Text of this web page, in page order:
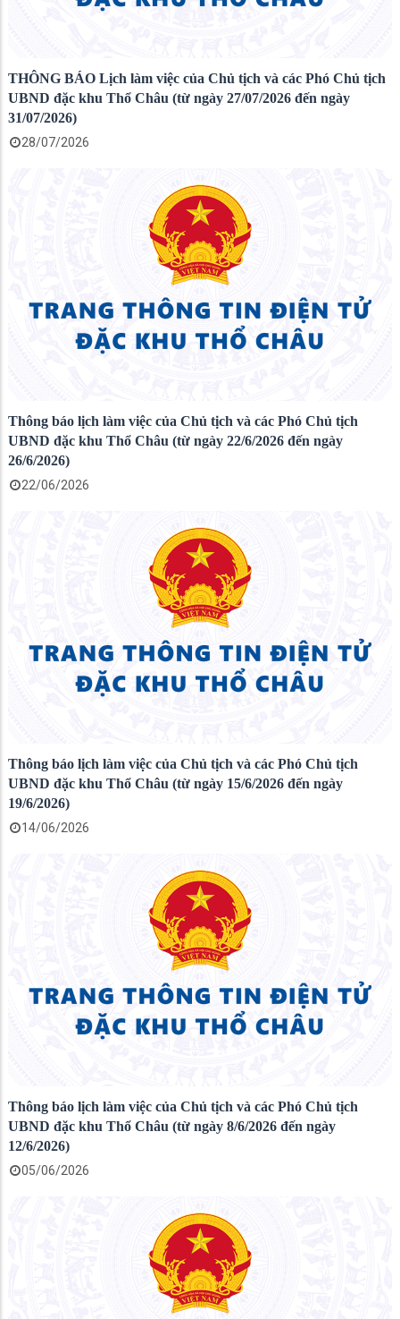
THÔNG BÁO Lịch làm việc của Chủ tịch và các Phó Chủ tịch
UBND đặc khu Thổ Châu (từ ngày 27/07/2026 đến ngày
31/07/2026)
28/07/2026
Thông báo lịch làm việc của Chủ tịch và các Phó Chủ tịch
UBND đặc khu Thổ Châu (từ ngày 22/6/2026 đến ngày
26/6/2026)
22/06/2026
Thông báo lịch làm việc của Chủ tịch và các Phó Chủ tịch
UBND đặc khu Thổ Châu (từ ngày 15/6/2026 đến ngày
19/6/2026)
14/06/2026
Thông báo lịch làm việc của Chủ tịch và các Phó Chủ tịch
UBND đặc khu Thổ Châu (từ ngày 8/6/2026 đến ngày
12/6/2026)
05/06/2026